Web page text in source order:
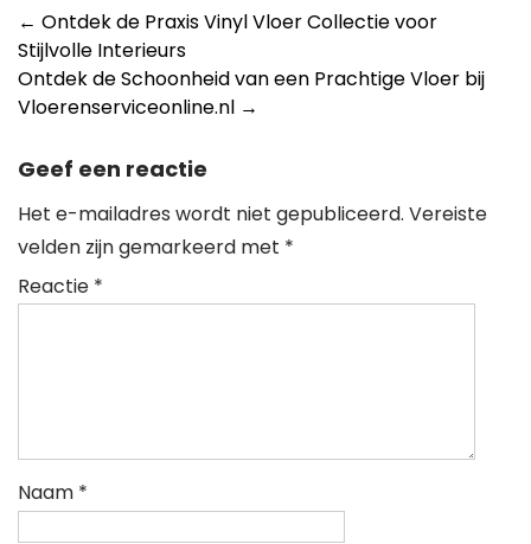
Berichtnavigatie
← Ontdek de Praxis Vinyl Vloer Collectie voor
Stijlvolle Interieurs
Ontdek de Schoonheid van een Prachtige Vloer bij
Vloerenserviceonline.nl →
Geef een reactie
Het e-mailadres wordt niet gepubliceerd. Vereiste
velden zijn gemarkeerd met *
Reactie *
Naam *